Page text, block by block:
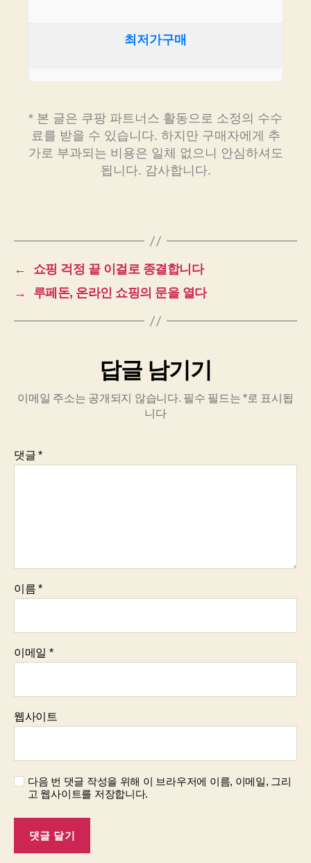
최저가구매
* 본 글은 쿠팡 파트너스 활동으로 소정의 수수
료를 받을 수 있습니다. 하지만 구매자에게 추
가로 부과되는 비용은 일체 없으니 안심하셔도
됩니다. 감사합니다.
←
쇼핑 걱정 끝 이걸로 종결합니다
→
루페돈, 온라인 쇼핑의 문을 열다
답글 남기기
이메일 주소는 공개되지 않습니다. 필수 필드는*로 표시됩
니다
댓글*
이름*
이메일 *
웹사이트
다음 번 댓글 작성을 위해 이 브라우저에 이름, 이메일, 그리
고 웹사이트를 저장합니다.